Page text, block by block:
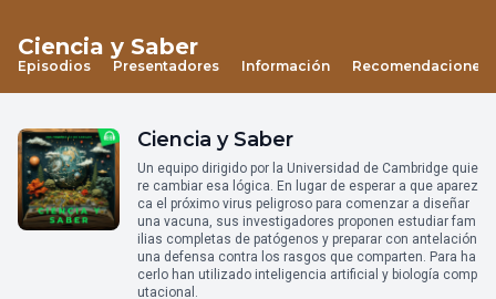
Ciencia y Saber
Episodios Presentadores Información Recomendaciones
Ciencia y Saber
Un equipo dirigido por la Universidad de Cambridge quie
re cambiar esa lógica. En lugar de esperar a que aparez
ca el próximo virus peligroso para comenzar a diseñar
una vacuna, sus investigadores proponen estudiar fam
ilias completas de patógenos y preparar con antelación
una defensa contra los rasgos que comparten. Para ha
cerlo han utilizado inteligencia artificial y biología comp
utacional.